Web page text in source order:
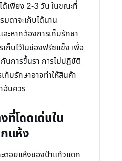
ด้เพียง 2-3 วัน ในขณะที่
ดาจะเก็บได้นาน
ะหากต้องการเก็บรักษา
ก็บไว้ในช่องฟรีซแข็ง เพื่อ
การขึ้นรา การไม่ปฏิบัติ
ก็บรักษาอาจทำให้สินค้า
อันควร
ที่โดดเด่นใน
แห้ง
ตอยแห้งของป้าแก้วแตก